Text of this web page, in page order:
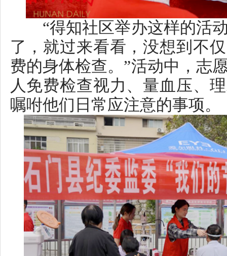
费的身体检查。”活动中，志愿
人免费检查视力、量血压、理
嘱咐他们日常应注意的事项。